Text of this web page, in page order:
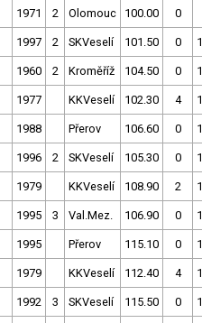
1971 2 Olomouc 100.00 0
1997 2 SKVeselí 101.50 0
1960 2 Kroměříž 104.50 0
1977 KKVeselí 102.30 4
1988 Přerov 106.60 0
1996 2 SKVeselí 105.30 0
1979 KKVeselí 108.90 2
1995 3 Val.Mez. 106.90 0
1995 Přerov 115.10 0
1979 KKVeselí 112.40 4
1992 3 SKVeselí 115.50 0